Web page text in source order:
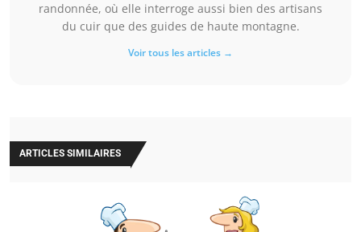
randonnée, où elle interroge aussi bien des artisans
du cuir que des guides de haute montagne.
Voir tous les articles →
ARTICLES SIMILAIRES